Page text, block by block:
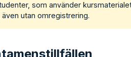
som använder
utan omregistrering.